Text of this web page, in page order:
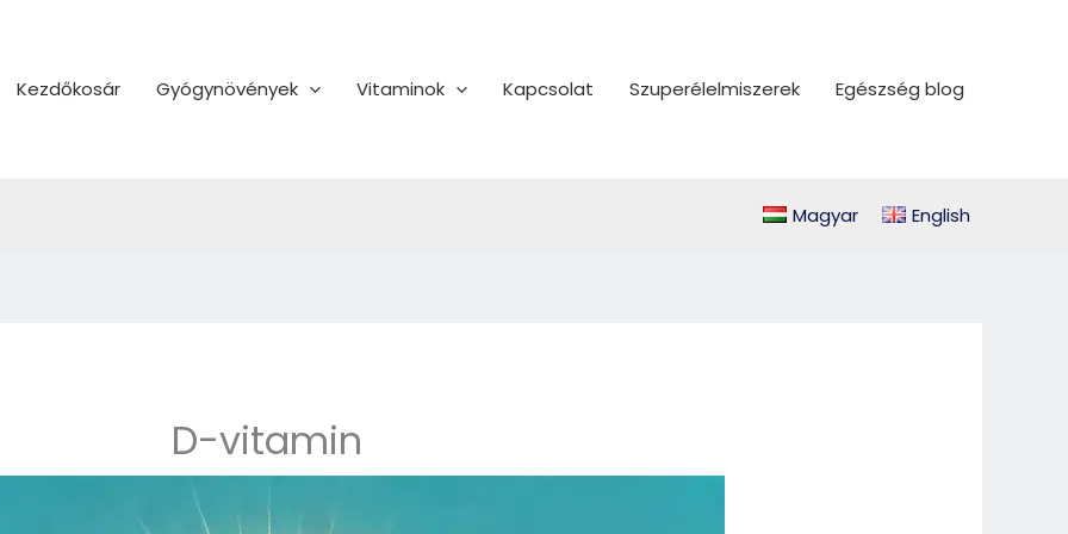
Kezdőkosár Gyógynövények Vitaminok Kapcsolat Szuperélelmiszerek Egészség blog
Magyar English
D-vitamin